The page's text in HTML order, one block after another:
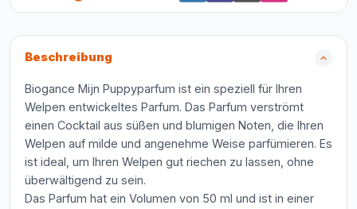
Beschreibung
Biogance Mijn Puppyparfum ist ein speziell für Ihren
Welpen entwickeltes Parfum. Das Parfum verströmt
einen Cocktail aus süßen und blumigen Noten, die Ihren
Welpen auf milde und angenehme Weise parfümieren. Es
ist ideal, um Ihren Welpen gut riechen zu lassen, ohne
überwältigend zu sein.
Das Parfum hat ein Volumen von 50 ml und ist in einer